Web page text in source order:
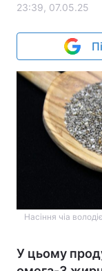
23:39, 07.05.25
Насіння чіа
У цьому